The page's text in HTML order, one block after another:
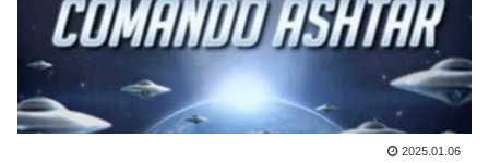
2025.01.06